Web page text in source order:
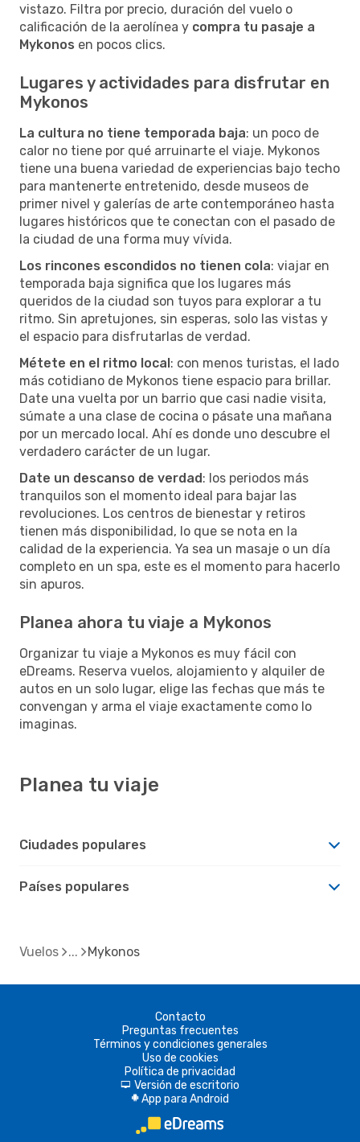
vistazo. Filtra por precio, duración del vuelo o
calificación de la aerolínea y compra tu pasaje a
Mykonos en pocos clics.
Lugares y actividades para disfrutar en
Mykonos
La cultura no tiene temporada baja: un poco de
calor no tiene por qué arruinarte el viaje. Mykonos
tiene una buena variedad de experiencias bajo techo
para mantenerte entretenido, desde museos de
primer nivel y galerías de arte contemporáneo hasta
lugares históricos que te conectan con el pasado de
la ciudad de una forma muy vívida.
Los rincones escondidos no tienen cola: viajar en
temporada baja significa que los lugares más
queridos de la ciudad son tuyos para explorar a tu
ritmo. Sin apretujones, sin esperas, solo las vistas y
el espacio para disfrutarlas de verdad.
Métete en el ritmo local: con menos turistas, el lado
más cotidiano de Mykonos tiene espacio para brillar.
Date una vuelta por un barrio que casi nadie visita,
súmate a una clase de cocina o pásate una mañana
por un mercado local. Ahí es donde uno descubre el
verdadero carácter de un lugar.
Date un descanso de verdad: los periodos más
tranquilos son el momento ideal para bajar las
revoluciones. Los centros de bienestar y retiros
tienen más disponibilidad, lo que se nota en la
calidad de la experiencia. Ya sea un masaje o un día
completo en un spa, este es el momento para hacerlo
sin apuros.
Planea ahora tu viaje a Mykonos
Organizar tu viaje a Mykonos es muy fácil con
eDreams. Reserva vuelos, alojamiento y alquiler de
autos en un solo lugar, elige las fechas que más te
convengan y arma el viaje exactamente como lo
imaginas.
Planea tu viaje
Ciudades populares
Países populares
Vuelos Mykonos
Contacto
Preguntas frecuentes
Términos y condiciones generales
Uso de cookies
Política de privacidad
d Versión de escritorio
A App para Android